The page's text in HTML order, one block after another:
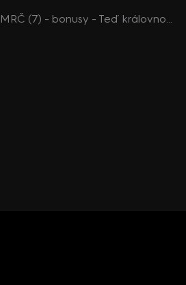
MRČ (7) - bonusy - Teď královnou je Dana Morávková